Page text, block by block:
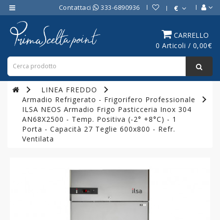
Contattaci 333-6890936 €
CARRELLO
0 Articoli / 0,00€
Category
ATTREZZATURE
BAR
ATTREZZATURE
PROFESSIONALI
CUCINA
LINEA
LINEA FREDDO
Armadio Refrigerato - Frigorifero Professionale
ILSA NEOS Armadio Frigo Pasticceria Inox 304
AN68X2500 - Temp. Positiva (-2° +8°C) - 1
Porta - Capacità 27 Teglie 600x800 - Refr.
Ventilata